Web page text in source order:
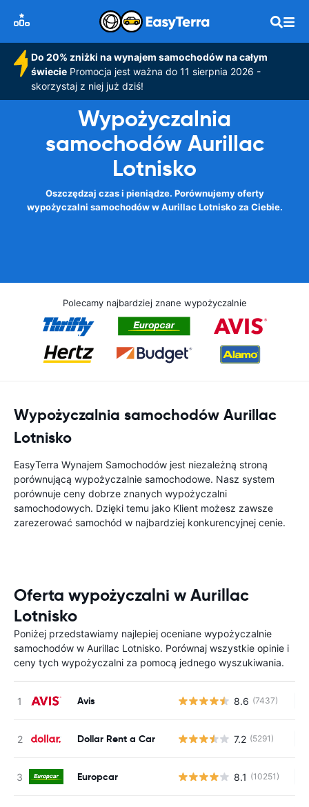
Do 20% zniżki na wynajem samochodów na całym
świeciePromocja jest ważna do 11 sierpnia 2026 -
skorzystaj z niej już dziś!
Wypożyczalnia
samochodów Aurillac
Lotnisko
Oszczędzaj czas i pieniądze. Porównujemy oferty
wypożyczalni samochodów w Aurillac Lotnisko za Ciebie.
Polecamy najbardziej znane wypożyczalnie
Wypożyczalnia samochodów Aurillac
Lotnisko
EasyTerra Wynajem Samochodów jest niezależną stroną
porównującą wypożyczalnie samochodowe. Nasz system
porównuje ceny dobrze znanych wypożyczalni
samochodowych. Dzięki temu jako Klient możesz zawsze
zarezerować samochód w najbardziej konkurencyjnej cenie.
Oferta wypożyczalni w Aurillac
Lotnisko
Poniżej przedstawiamy najlepiej oceniane wypożyczalnie
samochodów w Aurillac Lotnisko. Porównaj wszystkie opinie i
ceny tych wypożyczalni za pomocą jednego wyszukiwania.
Avis 8.6 (7437)
Dollar Rent a Car 7.2 (5291)
Europcar 8.1 (10251)